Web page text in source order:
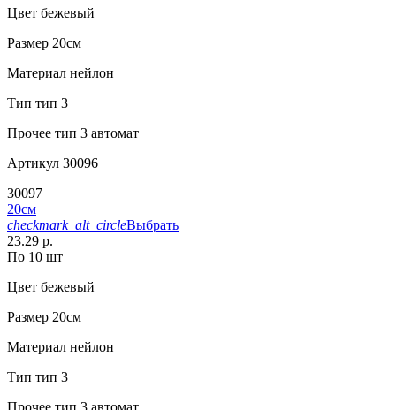
Цвет бежевый
Размер 20см
Материал нейлон
Тип тип 3
Прочее тип 3 автомат
Артикул 30096
30097
20см
checkmark_alt_circleВыбрать
23.29 р.
По 10 шт
Цвет бежевый
Размер 20см
Материал нейлон
Тип тип 3
Прочее тип 3 автомат